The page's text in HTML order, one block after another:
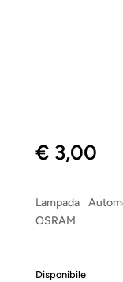
€ 3,00
Lampada
OSRAM
Disponibile